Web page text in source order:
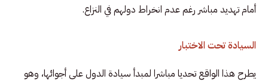
أمام تهديد مباشر رغم عدم انخراط دولهم في النزاع.
السيادة تحت الاختبار
يطرح هذا الواقع تحديا مباشرا لمبدأ سيادة الدول على أجوائها، وهو